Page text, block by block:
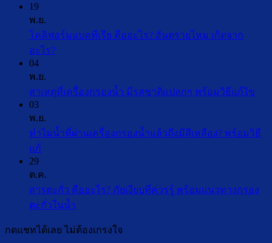
บน
อุณหภูมิ
ห้อง
น้ำ
เย็น
ดี
ต่อ
สุขภาพ
19
พ.ย.
โคลิฟอร์มแบคทีเรีย คืออะไร? อันตรายไหม เกิดจาก
อะไร?ไม่มี
บน
ลิ
ฟอร์ม
อะไร?
อันตราย
เกิด
04
พ.ย.
สาเหตุที่เครื่องกรองน้ำ มีรสชาติแปลกๆ พร้อมวิธีแก้ไข
บน
กร
03
พ.ย.
ทำไมน้ำที่ผ่านเครื่องกรองน้ำแล้วถึงมีสีเหลือง? พร้อมวิธี
แก้
เห็น
บน
ทำไม
น้ำ
29
ต.ค.
สารตะกั่ว คืออะไร? ภัยเงียบที่ควรรู้ พร้อมแนวทางกรอง
ตะกั่วในน้ำ
เห็น
กดแชทได้เลย ไม่ต้องเกรงใจ